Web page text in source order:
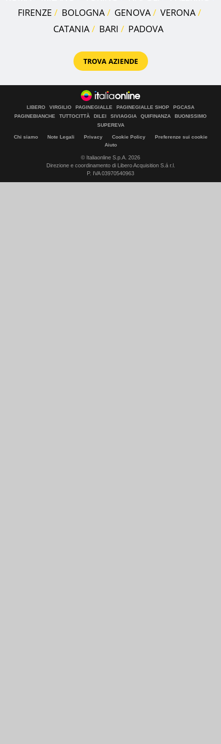
FIRENZE
BOLOGNA GENOVA
VERONA
CATANIA
BARI PADOVA
TROVA AZIENDE
LIBERO VIRGILIO PAGINEGIALLE PAGINEGIALLE SHOP
PGCASA
PAGINEBIANCHE
TUTTOCITTÀ DILEI SIVIAGGIA QUIFINANZA
BUONISSIMO
SUPEREVA
Chi siamo Note Legali Privacy Cookie Policy
Preferenze sui cookie
Aiuto
© Italiaonline S.p.A. 2026
Direzione e coordinamento di Libero Acquisition S.á r.l.
P. IVA 03970540963